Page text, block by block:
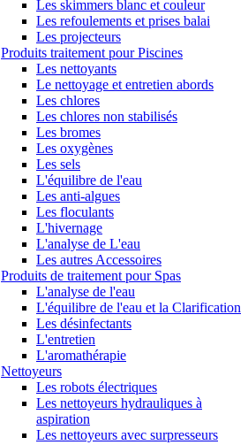
Les skimmers blanc et couleur
Les refoulements et prises balai
Les projecteurs
Produits traitement pour Piscines
Les nettoyants
Le nettoyage et entretien abords
Les chlores
Les chlores non stabilisés
Les bromes
Les oxygènes
Les sels
L'équilibre de l'eau
Les anti-algues
Les floculants
L'hivernage
L'analyse de L'eau
Les autres Accessoires
Produits de traitement pour Spas
L'analyse de l'eau
L'équilibre de l'eau et la Clarification
Les désinfectants
L'entretien
L'aromathérapie
Nettoyeurs
Les robots électriques
Les nettoyeurs hydrauliques à
aspiration
Les nettoyeurs avec surpresseurs